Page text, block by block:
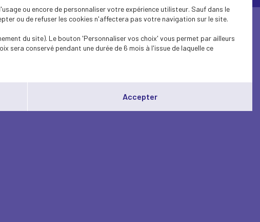
ou encore de personnaliser votre expérience utilisteur. Sauf dans le
ou de refuser les cookies n'affectera pas votre navigation sur le site.
du site). Le bouton 'Personnaliser vos choix' vous permet par ailleurs
conservé pendant une durée de 6 mois à l'issue de laquelle ce
Accepter